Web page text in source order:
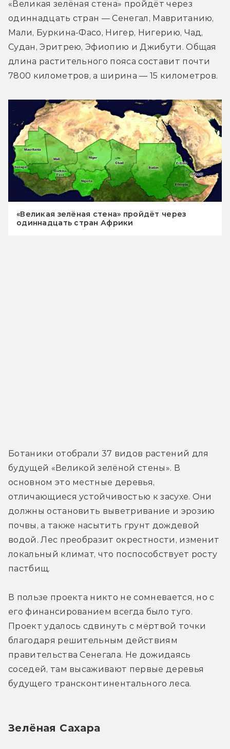
«Великая зелёная стена» пройдёт через
одиннадцать стран — Сенегал, Мавританию,
Мали, Буркина-Фасо, Нигер, Нигерию, Чад,
Судан, Эритрею, Эфиопию и Джибути. Общая
длина растительного пояса составит почти
7800 километров, а ширина — 15 километров.
«Великая зелёная стена» пройдёт через
одиннадцать стран Африки
Ботаники отобрали 37 видов растений для
будущей «Великой зелёной стены». В
основном это местные деревья,
отличающиеся устойчивостью к засухе. Они
должны остановить выветривание и эрозию
почвы, а также насытить грунт дождевой
водой. Лес преобразит окрестности, изменит
локальный климат, что поспособствует росту
пастбищ.
В пользе проекта никто не сомневается, но с
его финансированием всегда было туго.
Проект удалось сдвинуть с мёртвой точки
благодаря решительным действиям
правительства Сенегала. Не дожидаясь
соседей, там высаживают первые деревья
будущего трансконтинентального леса.
Зелёная Сахара